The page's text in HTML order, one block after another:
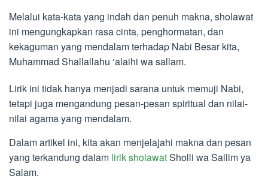
Melalui kata-kata yang indah dan penuh makna, sholawat
ini mengungkapkan rasa cinta, penghormatan, dan
kekaguman yang mendalam terhadap Nabi Besar kita,
Muhammad Shallallahu ‘alaihi wa sallam.
Lirik ini tidak hanya menjadi sarana untuk memuji Nabi,
tetapi juga mengandung pesan-pesan spiritual dan nilai-
nilai agama yang mendalam.
Dalam artikel ini, kita akan menjelajahi makna dan pesan
yang terkandung dalam lirik sholawatSholli wa Sallim ya
Salam.